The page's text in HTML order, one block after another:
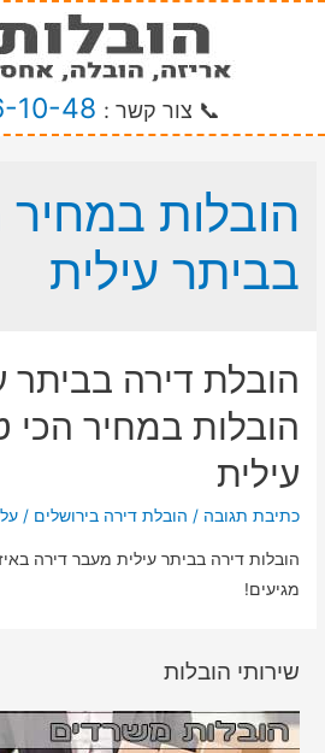
📞 צור קשר : 10-48
הובלות במחיר
בביתר עילית
הובלת דירה בביתר
הובלות במחיר הכי
עילית
כתיבת תגובה / הובלת דירה בירושלים /
הובלות דירה בביתר עילית מעבר דירה
מגיעים!
שירותי הובלות